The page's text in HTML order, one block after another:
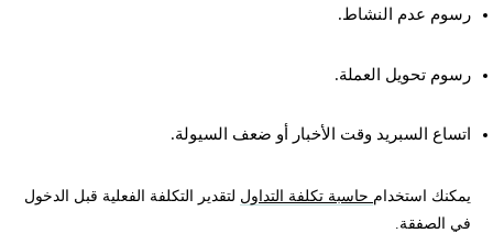
رسوم عدم النشاط.
رسوم تحويل العملة.
اتساع السبريد وقت الأخبار أو ضعف السيولة.
يمكنك استخدام حاسبة تكلفة التداول لتقدير التكلفة الفعلية قبل الدخول
في الصفقة.